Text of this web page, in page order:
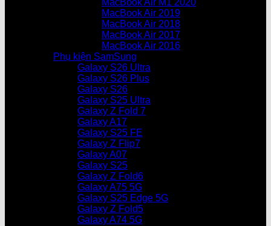
MacBook Air M1 2020
MacBook Air 2019
MacBook Air 2018
MacBook Air 2017
MacBook Air 2016
Phụ kiện SamSung
Galaxy S26 Ultra
Galaxy S26 Plus
Galaxy S26
Galaxy S25 Ultra
Galaxy Z Fold 7
Galaxy A17
Galaxy S25 FE
Galaxy Z Flip7
Galaxy A07
Galaxy S25
Galaxy Z Fold6
Galaxy A75 5G
Galaxy S25 Edge 5G
Galaxy Z Fold5
Galaxy A74 5G